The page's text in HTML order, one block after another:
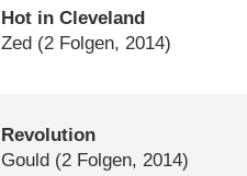
Hot in Cleveland
Zed (2 Folgen, 2014)
Revolution
Gould (2 Folgen, 2014)